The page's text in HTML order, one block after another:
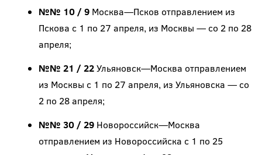
№№ 10 / 9Москва—Псков отправлением из
Пскова с 1 по 27 апреля, из Москвы — со 2 по 28
апреля;
№№ 21 / 22Ульяновск—Москва отправлением
из Москвы с 1 по 27 апреля, из Ульяновска — со
2 по 28 апреля;
№№ 30 / 29Новороссийск—Москва
отправлением из Новороссийска с 1 по 25